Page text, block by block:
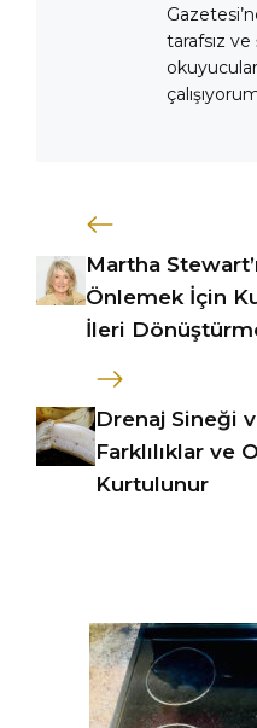
tarafsız
Martha
Önlemek İçin
İleri
Drenaj Sineği
Farklılıklar ve
Kurtulunur